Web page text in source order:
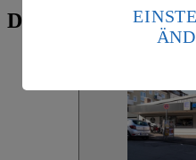
Die EDEKA
die USA als Land mit
Standards nicht
Es besteht das Risiko
Informationen zum